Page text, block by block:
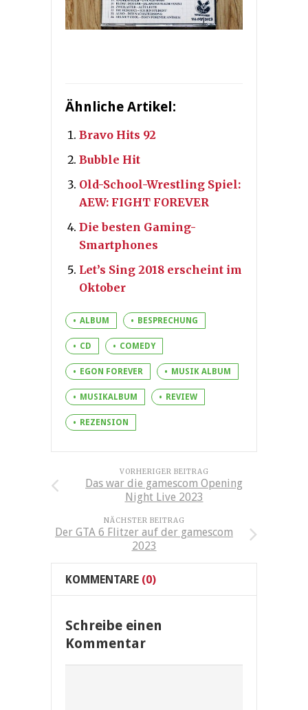
Ähnliche Artikel:
Bravo Hits 92
Bubble Hit
Old-School-Wrestling Spiel:
AEW: FIGHT FOREVER
Die besten Gaming-
Smartphones
Let’s Sing 2018 erscheint im
Oktober
ALBUM BESPRECHUNG
CD COMEDY
EGON FOREVER MUSIK ALBUM
MUSIKALBUM REVIEW
REZENSION
VORHERIGER BEITRAG
Das war die gamescom Opening
Night Live 2023
NÄCHSTER BEITRAG
Der GTA 6 Flitzer auf der gamescom
2023
KOMMENTARE (0)
Schreibe einen
Kommentar